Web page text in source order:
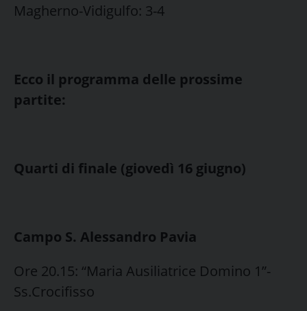
Magherno-Vidigulfo: 3-4
Ecco il programma delle prossime
partite:
Quarti di finale (giovedì 16 giugno)
Campo S. Alessandro Pavia
Ore 20.15: “Maria Ausiliatrice Domino 1”-
Ss.Crocifisso